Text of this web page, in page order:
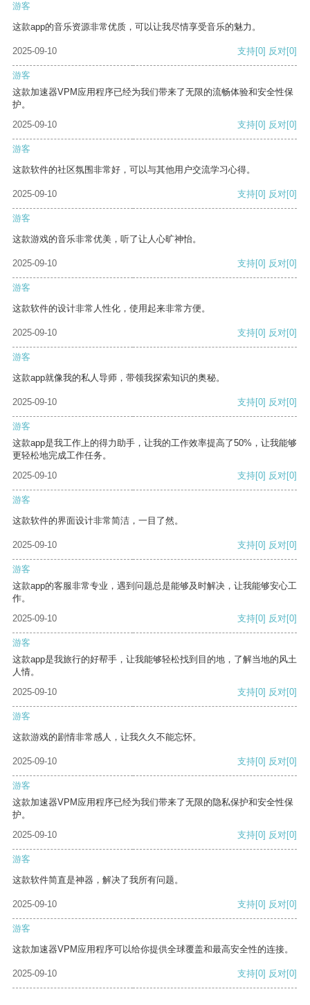
游客
这款app的音乐资源非常优质，可以让我尽情享受音乐的魅力。
2025-09-10 支持[0] 反对[0]
游客
这款加速器VPM应用程序已经为我们带来了无限的流畅体验和安全性保
护。
2025-09-10
支持[0] 反对[0]
游客
这款软件的社区氛围非常好，可以与其他用户交流学习心得。
2025-09-10 支持[0] 反对[0]
游客
这款游戏的音乐非常优美，听了让人心旷神怡。
2025-09-10 支持[0] 反对[0]
游客
这款软件的设计非常人性化，使用起来非常方便。
2025-09-10 支持[0] 反对[0]
游客
这款app就像我的私人导师，带领我探索知识的奥秘。
2025-09-10 支持[0] 反对[0]
游客
这款app是我工作上的得力助手，让我的工作效率提高了50%，让我能够
更轻松地完成工作任务。
2025-09-10
支持[0] 反对[0]
游客
这款软件的界面设计非常简洁，一目了然。
2025-09-10 支持[0] 反对[0]
游客
这款app的客服非常专业，遇到问题总是能够及时解决，让我能够安心工
作。
2025-09-10
支持[0] 反对[0]
游客
这款app是我旅行的好帮手，让我能够轻松找到目的地，了解当地的风土
人情。
2025-09-10
支持[0] 反对[0]
游客
这款游戏的剧情非常感人，让我久久不能忘怀。
2025-09-10 支持[0] 反对[0]
游客
这款加速器VPM应用程序已经为我们带来了无限的隐私保护和安全性保
护。
2025-09-10
支持[0] 反对[0]
游客
这款软件简直是神器，解决了我所有问题。
2025-09-10 支持[0] 反对[0]
游客
这款加速器VPM应用程序可以给你提供全球覆盖和最高安全性的连接。
2025-09-10 支持[0] 反对[0]